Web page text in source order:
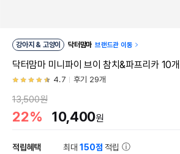
강아지 & 고양이 닥터맘마 브랜드관 이동
닥터맘마 미니파이 브이 참치&파프리카 10
4.7 후기 29개
13,500원
22% 10,400원
적립혜택 최대150점 적립